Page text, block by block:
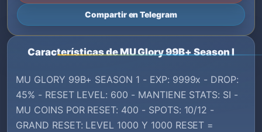
Compartir en Telegram
Características de MU Glory 99B+ Season I
MU GLORY 99B+ SEASON 1 - EXP: 9999x - DROP:
45% - RESET LEVEL: 600 - MANTIENE STATS: SI -
MU COINS POR RESET: 400 - SPOTS: 10/12 -
GRAND RESET: LEVEL 1000 Y 1000 RESET =